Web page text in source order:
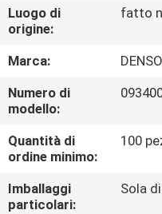
NOI
GIRO
DELLA
FABBRICA
CONTROLLO
DI
Luogo di
origine:
fatto
Marca:
DENSO
Numero di
modello:
Quantità di
ordine minimo:
100
Imballaggi
particolari:
Sola